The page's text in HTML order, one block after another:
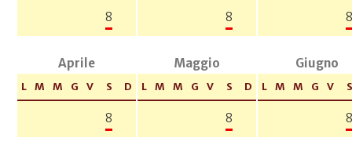
8 8 8
Aprile
L M M G V S D
8
Maggio
L M M G V S D
8
Giugno
L M M G V S
8